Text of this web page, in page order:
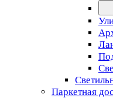
Паркетная